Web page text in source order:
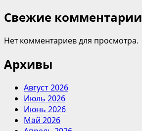
Свежие комментарии
Нет комментариев для просмотра.
Архивы
Август 2026
Июль 2026
Июнь 2026
Май 2026